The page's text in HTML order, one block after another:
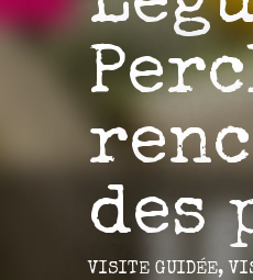
des
VISITE GUIDÉE,